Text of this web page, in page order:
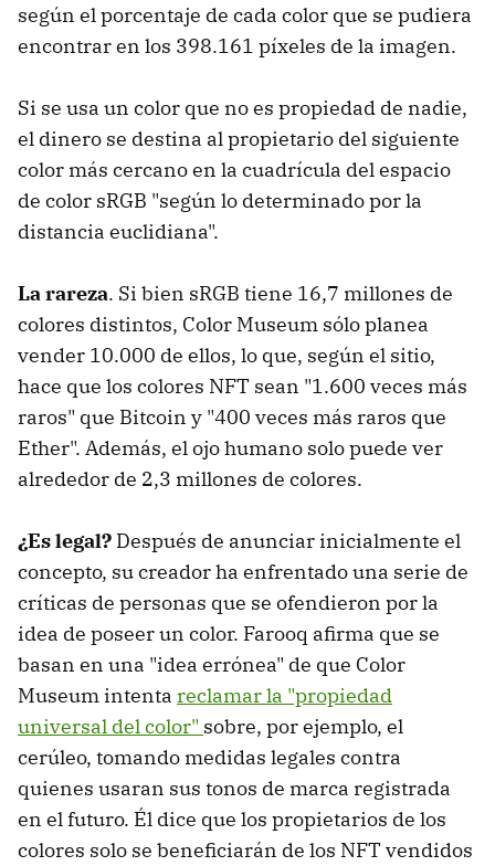
según el porcentaje de cada color que se pudiera
encontrar en los 398.161 píxeles de la imagen.
Si se usa un color que no es propiedad de nadie,
el dinero se destina al propietario del siguiente
color más cercano en la cuadrícula del espacio
de color sRGB "según lo determinado por la
distancia euclidiana".
La rareza. Si bien sRGB tiene 16,7 millones de
colores distintos, Color Museum sólo planea
vender 10.000 de ellos, lo que, según el sitio,
hace que los colores NFT sean "1.600 veces más
raros" que Bitcoin y "400 veces más raros que
Ether". Además, el ojo humano solo puede ver
alrededor de 2,3 millones de colores.
¿Es legal? Después de anunciar inicialmente el
concepto, su creador ha enfrentado una serie de
críticas de personas que se ofendieron por la
idea de poseer un color. Farooq afirma que se
basan en una "idea errónea" de que Color
Museum intenta reclamar la "propiedad
universal del color" sobre, por ejemplo, el
cerúleo, tomando medidas legales contra
quienes usaran sus tonos de marca registrada
en el futuro. Él dice que los propietarios de los
colores solo se beneficiarán de los NFT vendidos